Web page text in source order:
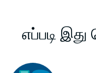
எப்படி இது